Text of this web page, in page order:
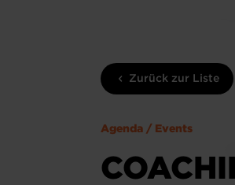
Zurück zur Liste
Agenda / Events